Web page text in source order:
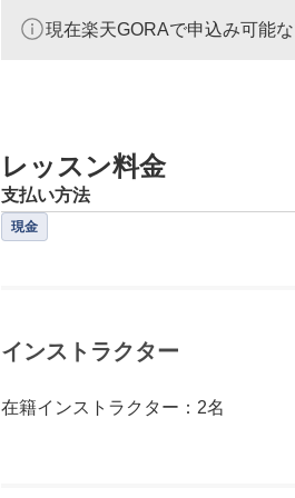
現在楽天GORAで申込み可能
レッスン料金
支払い方法
現金
インストラクター
在籍インストラクター：2名